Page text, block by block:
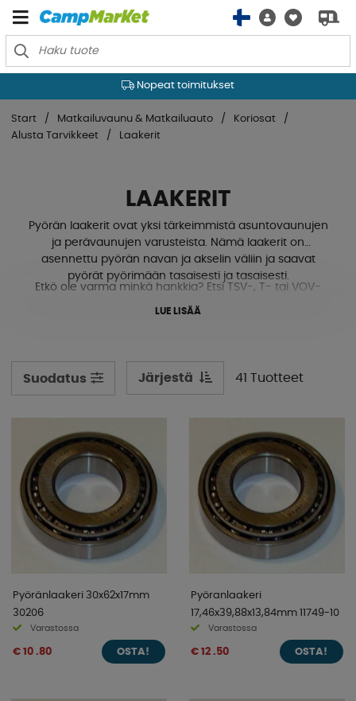
Nopeat toimitukset
Start Matkailuvaunu & Matkailuauto
Koriosat
Alusta Tarvikkeet
Laakerit
LAAKERIT
Pyörän laakerit ovat yksi tärkeimmistä asuntovaunujen
ja perävaunujen varusteista. Nämä laakerit on
asennettu pyörän navan ja akselin väliin ja saavat
pyörät pyörimään tasaisesti ja tasaisesti.
Pyörän laakereiden tehtävänä on tukea pyörän napaa ja
rullauksen ja vähentävät kitkaa pyörän navan ja akselin
välillä. Tämä on välttämätöntä turvallisen ja vakaan
matkan kannalta.
käytön mukaan. Siksi on tärkeää huoltaa niitä
säännöllisesti ja vaihtaa ne, kun niissä näkyy kulumisen
tai vaurion merkkejä. Jos pyörän laakereita ei huolleta
kunnolla, se voi johtaa vakaviin vaurioihin
asuntovaunussa tai perävaunussa, kuten renkaiden
epätasainen kuluminen, huojuminen tai pahimmassa
tapauksessa pyörän akselin rikkoutuminen.
Etkö ole varma minkä hankkia? Etsi TSV-, T- tai VOV-
numero (yleensä näkyy piirustuksessa tyyppikilvessä) ja
LUE LISÄÄ
Suodatus Järjestä 41 Tuotteet
Pyöränlaakeri 30x62x17mm
30206
Varastossa
€ 10 .80 OSTA!
Pyöranlaakeri
17,46x39,88x13,84mm 11749-10
Varastossa
€ 12 .50 OSTA!